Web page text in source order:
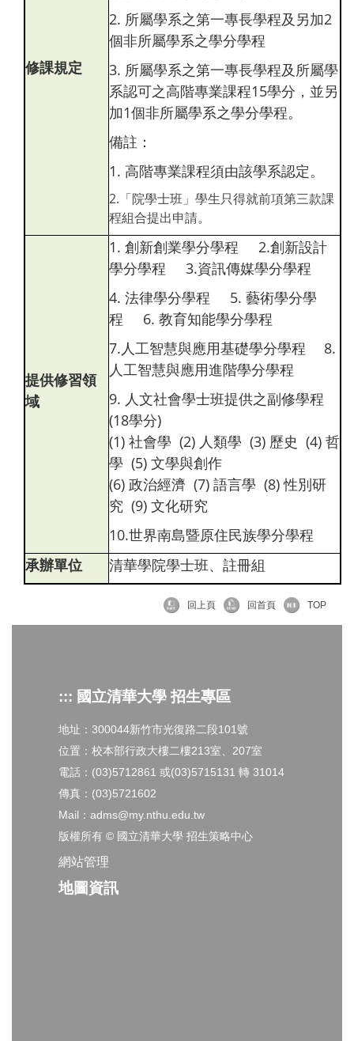
修課規定
2. 所屬學系之第一專長學程及另加2
個非所屬學系之學分學程
3. 所屬學系之第一專長學程及所屬學
系認可之高階專業課程15學分，並另
加1個非所屬學系之學分學程。
備註：
1. 高階專業課程須由該學系認定。
2.「院學士班」學生只得就前項第三款課
程組合提出申請。
提供修習領
域
1. 創新創業學分學程 2.創新設計
學分學程 3.資訊傳媒學分學程
4. 法律學分學程 5. 藝術學分學
程 6. 教育知能學分學程
7.人工智慧與應用基礎學分學程 8.
人工智慧與應用進階學分學程
9. 人文社會學士班提供之副修學程
(18學分)
(1) 社會學 (2) 人類學 (3) 歷史 (4) 哲
學 (5) 文學與創作
(6) 政治經濟 (7) 語言學 (8) 性別研
究 (9) 文化研究
10.世界南島暨原住民族學分學程
承辦單位
清華學院學士班、註冊組
回上頁 回首頁 TOP
::: 國立清華大學 招生專區
地址：300044新竹市光復路二段101號
位置：校本部行政大樓二樓213室、207室
電話：(03)5712861 或(03)5715131 轉 31014
傳真：(03)5721602
Mail：adms@my.nthu.edu.tw
版權所有 © 國立清華大學 招生策略中心
網站管理
地圖資訊